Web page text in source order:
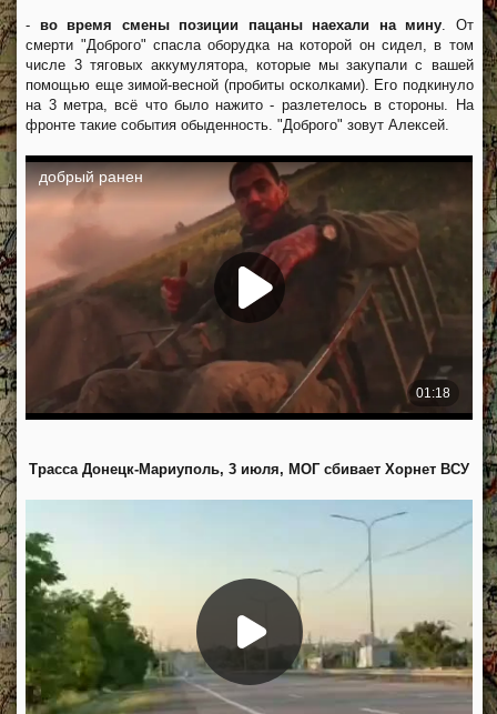
- во время смены позиции пацаны наехали на мину. От
смерти "Доброго" спасла оборудка на которой он сидел, в том
числе 3 тяговых аккумулятора, которые мы закупали с вашей
помощью еще зимой-весной (пробиты осколками). Его подкинуло
на 3 метра, всё что было нажито - разлетелось в стороны. На
фронте такие события обыденность. "Доброго" зовут Алексей.
Трасса Донецк-Мариуполь, 3 июля, МОГ сбивает Хорнет ВСУ